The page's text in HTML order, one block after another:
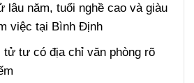
lâu năm, tuổi nghề cao và giàu
việc tại Bình Định
tử tư có địa chỉ văn phòng rõ